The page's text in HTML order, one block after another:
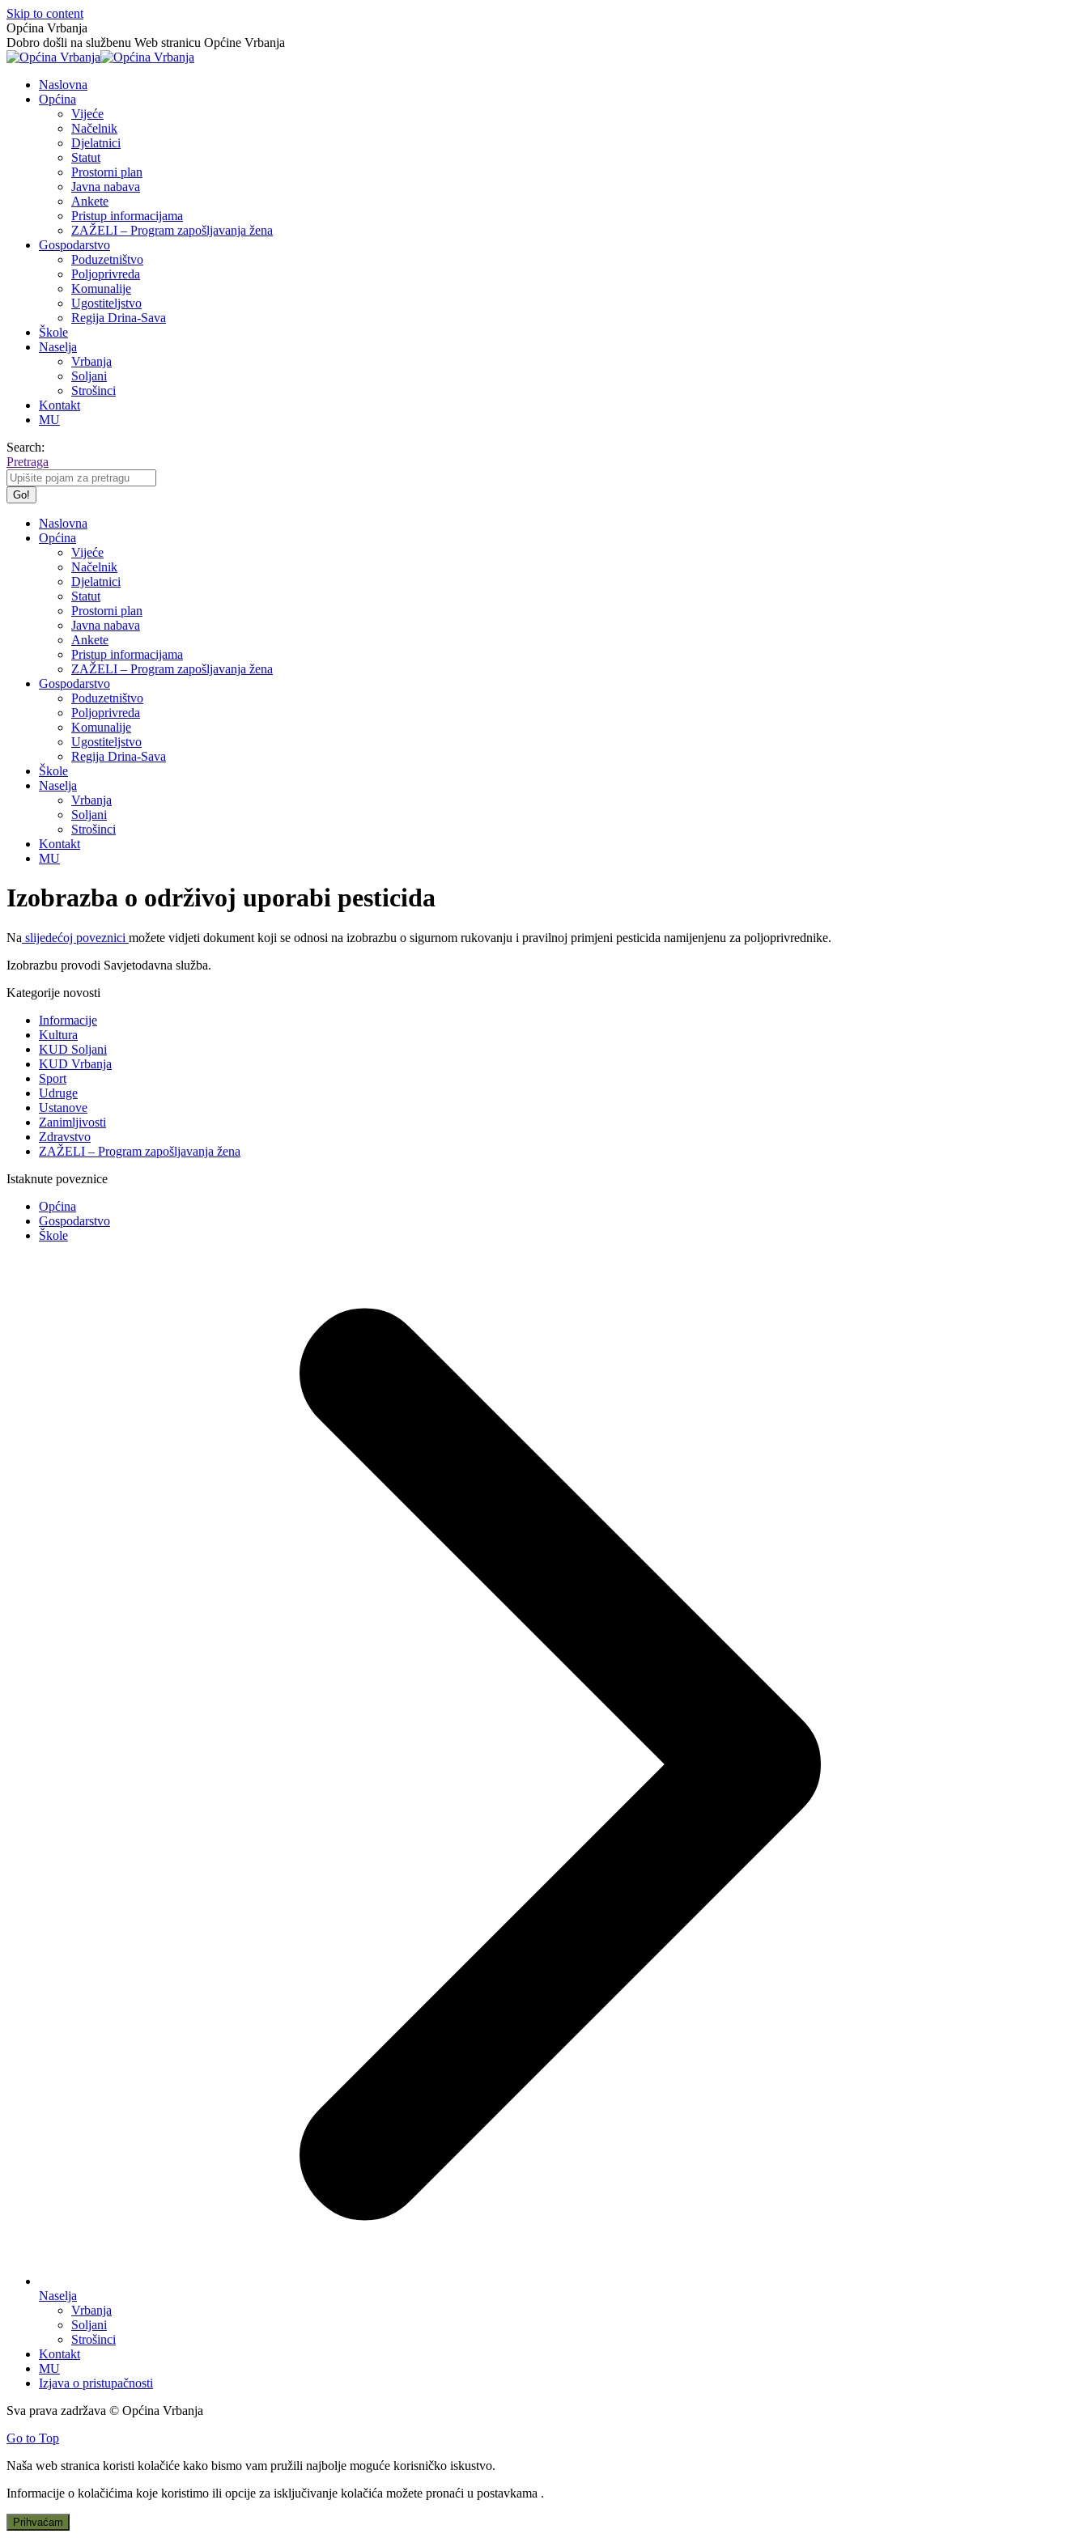
Skip to content
Općina Vrbanja
Dobro došli na službenu Web stranicu Općine Vrbanja
Naslovna
Općina
Vijeće
Načelnik
Djelatnici
Statut
Prostorni plan
Javna nabava
Ankete
Pristup informacijama
ZAŽELI – Program zapošljavanja žena
Gospodarstvo
Poduzetništvo
Poljoprivreda
Komunalije
Ugostiteljstvo
Regija Drina-Sava
Škole
Naselja
Vrbanja
Soljani
Strošinci
Kontakt
MU
Search:
Pretraga
Naslovna
Općina
Vijeće
Načelnik
Djelatnici
Statut
Prostorni plan
Javna nabava
Ankete
Pristup informacijama
ZAŽELI – Program zapošljavanja žena
Gospodarstvo
Poduzetništvo
Poljoprivreda
Komunalije
Ugostiteljstvo
Regija Drina-Sava
Škole
Naselja
Vrbanja
Soljani
Strošinci
Kontakt
MU
Izobrazba o održivoj uporabi pesticida
Na slijedećoj poveznici možete vidjeti dokument koji se odnosi na izobrazbu o sigurnom rukovanju i pravilnoj primjeni pesticida namijenjenu za poljoprivrednike.
Izobrazbu provodi Savjetodavna služba.
Kategorije novosti
Informacije
Kultura
KUD Soljani
KUD Vrbanja
Sport
Udruge
Ustanove
Zanimljivosti
Zdravstvo
ZAŽELI – Program zapošljavanja žena
Istaknute poveznice
Općina
Gospodarstvo
Škole
Naselja
Vrbanja
Soljani
Strošinci
Kontakt
MU
Izjava o pristupačnosti
Sva prava zadržava © Općina Vrbanja
Go to Top
Naša web stranica koristi kolačiće kako bismo vam pružili najbolje moguće korisničko iskustvo.
Informacije o kolačićima koje koristimo ili opcije za isključivanje kolačića možete pronaći u postavkama .
Prihvaćam